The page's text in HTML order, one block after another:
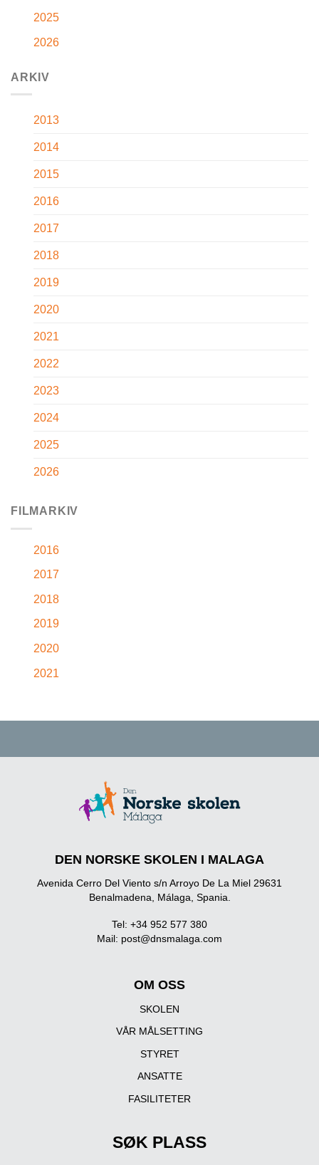
2025
2026
ARKIV
2013
2014
2015
2016
2017
2018
2019
2020
2021
2022
2023
2024
2025
2026
FILMARKIV
2016
2017
2018
2019
2020
2021
DEN NORSKE SKOLEN I MALAGA
Avenida Cerro Del Viento s/n Arroyo De La Miel 29631
Benalmadena, Málaga, Spania.
Tel: +34 952 577 380
Mail: post@dnsmalaga.com
OM OSS
SKOLEN
VÅR MÅLSETTING
STYRET
ANSATTE
FASILITETER
SØK PLASS